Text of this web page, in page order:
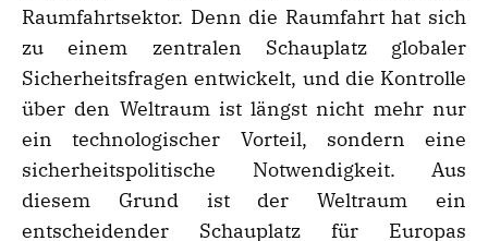
Raumfahrtsektor. Denn die Raumfahrt hat sich
zu einem zentralen Schauplatz globaler
Sicherheitsfragen entwickelt, und die Kontrolle
über den Weltraum ist längst nicht mehr nur
ein technologischer Vorteil, sondern eine
sicherheitspolitische Notwendigkeit. Aus
diesem Grund ist der Weltraum ein
entscheidender Schauplatz für Europas